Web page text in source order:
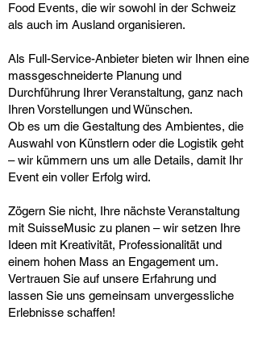
Food Events, die wir sowohl in der Schweiz
als auch im Ausland organisieren.
Als Full-Service-Anbieter bieten wir Ihnen eine
massgeschneiderte Planung und
Durchführung Ihrer Veranstaltung, ganz nach
Ihren Vorstellungen und Wünschen.
Ob es um die Gestaltung des Ambientes, die
Auswahl von Künstlern oder die Logistik geht
– wir kümmern uns um alle Details, damit Ihr
Event ein voller Erfolg wird.
Zögern Sie nicht, Ihre nächste Veranstaltung
mit SuisseMusic zu planen – wir setzen Ihre
Ideen mit Kreativität, Professionalität und
einem hohen Mass an Engagement um.
Vertrauen Sie auf unsere Erfahrung und
lassen Sie uns gemeinsam unvergessliche
Erlebnisse schaffen!